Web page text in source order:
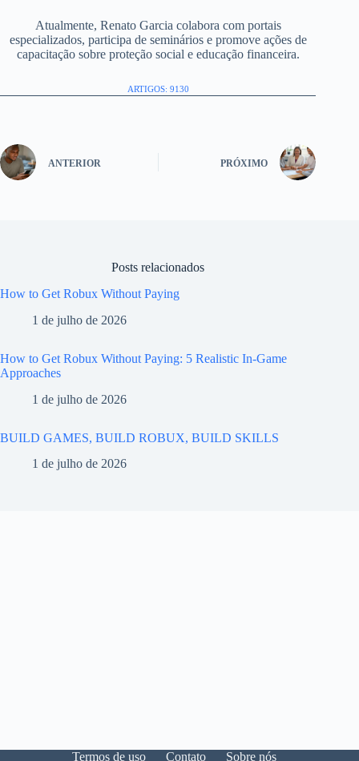
Atualmente, Renato Garcia colabora com portais
especializados, participa de seminários e promove ações de
capacitação sobre proteção social e educação financeira.
ARTIGOS: 9130
ANTERIOR PRÓXIMO
Posts relacionados
How to Get Robux Without Paying
1 de julho de 2026
How to Get Robux Without Paying: 5 Realistic In-Game
Approaches
1 de julho de 2026
BUILD GAMES, BUILD ROBUX, BUILD SKILLS
1 de julho de 2026
Termos de uso Contato Sobre nós